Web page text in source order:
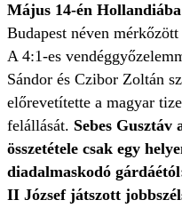
Május 14-én
Budapest néven
A 4:1-es
Sándor és Czibor Zoltán
előrevetítette a magyar
felállását. Sebes Gusztáv
összetétele csak egy
diadalmaskodó
II József játszott